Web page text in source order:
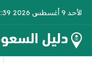
الأحد 9 أغسطس 2026 12:39 م